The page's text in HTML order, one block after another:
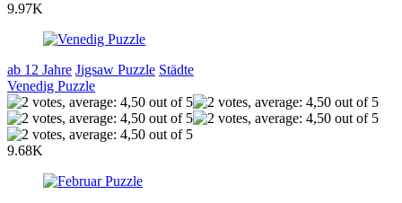
9.97K
ab 12 Jahre Jigsaw Puzzle Städte
Venedig Puzzle
9.68K